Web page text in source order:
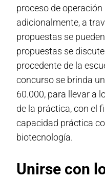
proceso de
adicionalmente, a
propuestas se
propuestas se
procedente de la
concurso se brinda
60.000, para llevar a
de la práctica, con el
capacidad práctica
biotecnología.
Unirse con